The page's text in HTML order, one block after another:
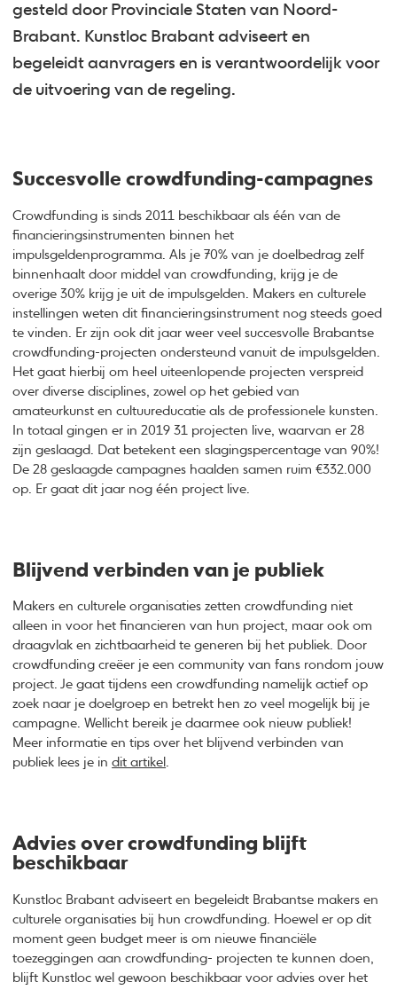
gesteld door Provinciale Staten van Noord-
Brabant. Kunstloc Brabant adviseert en
begeleidt aanvragers en is verantwoordelijk voor
de uitvoering van de regeling.
Succesvolle crowdfunding-campagnes
Crowdfunding is sinds 2011 beschikbaar als één van de
financieringsinstrumenten binnen het
impulsgeldenprogramma. Als je 70% van je doelbedrag zelf
binnenhaalt door middel van crowdfunding, krijg je de
overige 30% krijg je uit de impulsgelden. Makers en culturele
instellingen weten dit financieringsinstrument nog steeds goed
te vinden. Er zijn ook dit jaar weer veel succesvolle Brabantse
crowdfunding-projecten ondersteund vanuit de impulsgelden.
Het gaat hierbij om heel uiteenlopende projecten verspreid
over diverse disciplines, zowel op het gebied van
amateurkunst en cultuureducatie als de professionele kunsten.
In totaal gingen er in 2019 31 projecten live, waarvan er 28
zijn geslaagd. Dat betekent een slagingspercentage van 90%!
De 28 geslaagde campagnes haalden samen ruim €332.000
op. Er gaat dit jaar nog één project live.
Blijvend verbinden van je publiek
Makers en culturele organisaties zetten crowdfunding niet
alleen in voor het financieren van hun project, maar ook om
draagvlak en zichtbaarheid te generen bij het publiek. Door
crowdfunding creëer je een community van fans rondom jouw
project. Je gaat tijdens een crowdfunding namelijk actief op
zoek naar je doelgroep en betrekt hen zo veel mogelijk bij je
campagne. Wellicht bereik je daarmee ook nieuw publiek!
Meer informatie en tips over het blijvend verbinden van
publiek lees je indit artikel .
Advies over crowdfunding blijft
beschikbaar
Kunstloc Brabant adviseert en begeleidt Brabantse makers en
culturele organisaties bij hun crowdfunding. Hoewel er op dit
moment geen budget meer is om nieuwe financiële
toezeggingen aan crowdfunding- projecten te kunnen doen,
blijft Kunstloc wel gewoon beschikbaar voor advies over het